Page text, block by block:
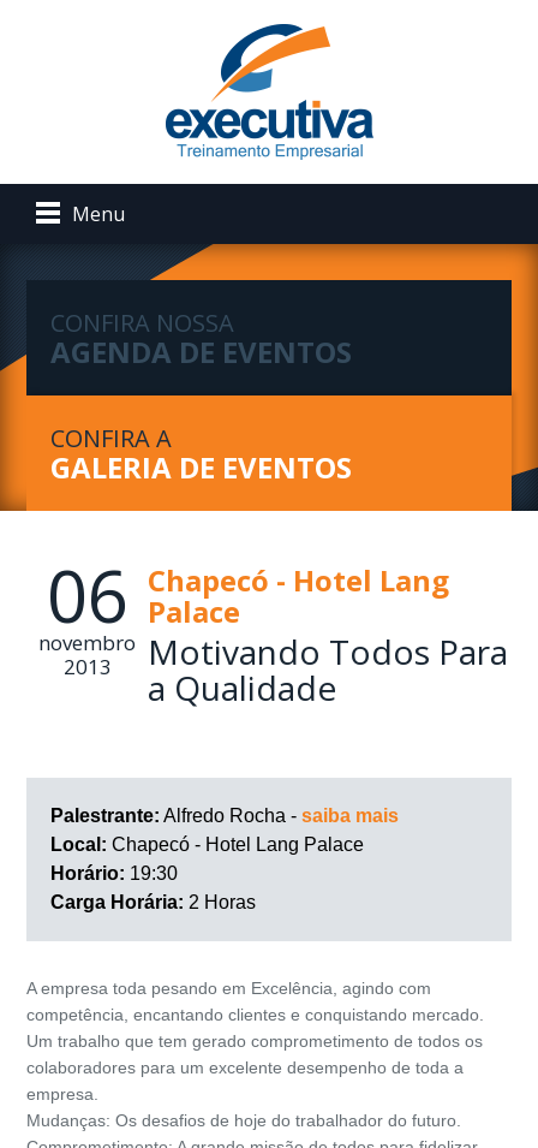
Menu
CONFIRA NOSSA
AGENDA DE EVENTOS
CONFIRA A
GALERIA DE EVENTOS
06
novembro
2013
Chapecó - Hotel Lang
Palace
Motivando Todos Para
a Qualidade
Palestrante: Alfredo Rocha -saiba mais
Local: Chapecó - Hotel Lang Palace
Horário: 19:30
Carga Horária: 2 Horas
A empresa toda pesando em Excelência, agindo com
competência, encantando clientes e conquistando mercado.
Um trabalho que tem gerado comprometimento de todos os
colaboradores para um excelente desempenho de toda a
empresa.
Mudanças: Os desafios de hoje do trabalhador do futuro.